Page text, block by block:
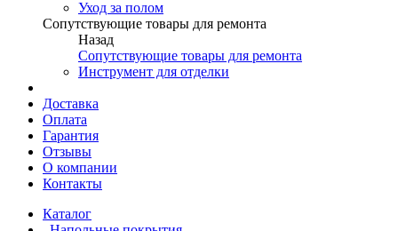
Уход за полом
Сопутствующие товары для ремонта
Назад
Сопутствующие товары для ремонта
Инструмент для отделки
Доставка
Оплата
Гарантия
Отзывы
О компании
Контакты
Каталог